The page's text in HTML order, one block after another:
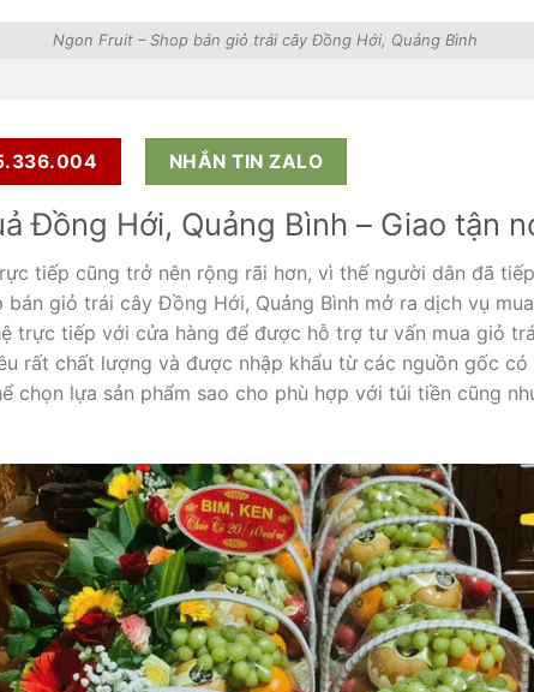
Ngon Fruit – Shop bán giỏ trái cây Đồng Hới, Quảng Bình
NHẮN TIN ZALO
Đồng Hới, Quảng Bình – Giao tận
tiếp cũng trở nên rộng rãi hơn, vì thế người dân đã
bán giỏ trái cây Đồng Hới, Quảng Bình mở ra dịch vụ
trực tiếp với cửa hàng để được hỗ trợ tư vấn mua giỏ
rất chất lượng và được nhập khẩu từ các nguồn gốc có
chọn lựa sản phẩm sao cho phù hợp với túi tiền cũng